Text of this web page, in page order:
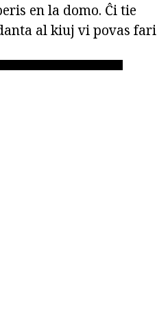
en la domo. Ĉi tie
al kiuj vi povas fari